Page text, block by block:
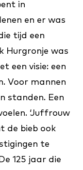
in
en er was
tijd een
Hurgronje was
een visie: een
Voor mannen
standen. Een
‘Juffrouw
de bieb ook
te
125 jaar die